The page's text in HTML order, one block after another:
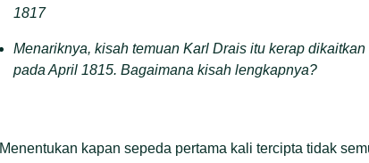
1817
Menariknya, kisah temuan Karl Drais itu kerap
pada April 1815. Bagaimana kisah lengkapnya?
Menentukan kapan sepeda pertama kali tercipta tidak